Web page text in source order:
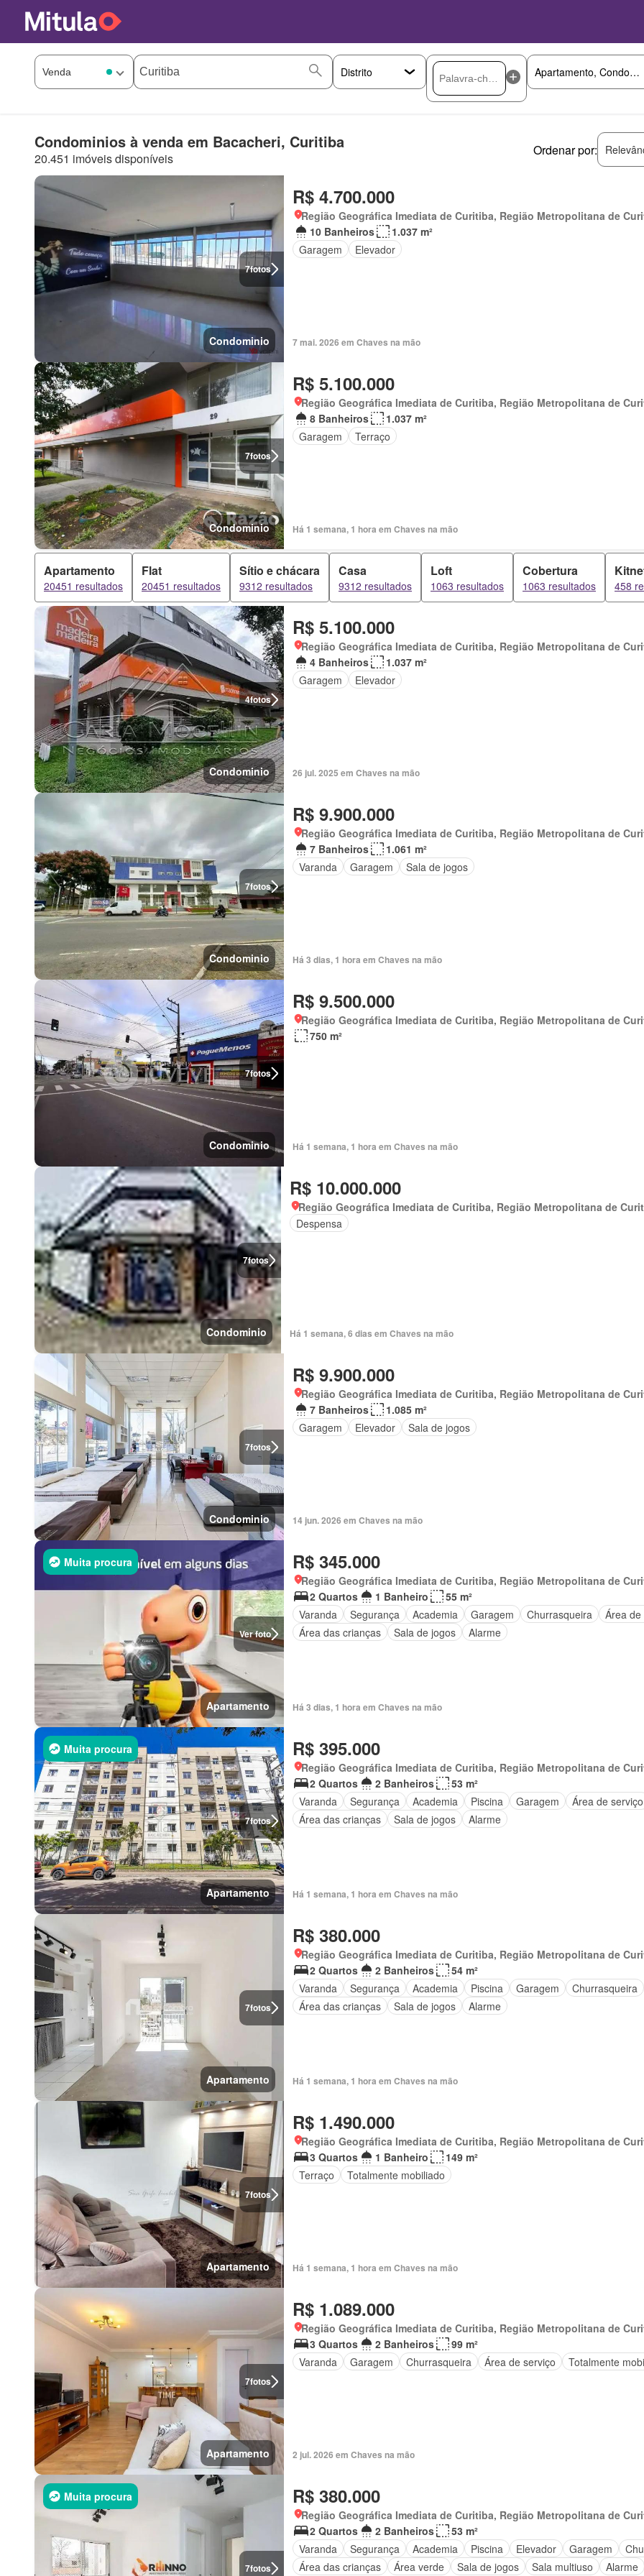
Condominios à venda em Bacacheri, Curitiba
20.451 imóveis disponíveis
Ordenar por:
7fotos
Condominio
R$ 4.700.000
Região Geográfica Imediata de Curitiba, Região Metropolitana de
10 Banheiros
1.037 m²
Garagem
Elevador
7 mai. 2026 em Chaves na mão
7fotos
Condominio
R$ 5.100.000
Região Geográfica Imediata de Curitiba, Região Metropolitana de
8 Banheiros
1.037 m²
Garagem
Terraço
Há 1 semana, 1 hora em Chaves na mão
Apartamento
20451 resultados
Flat
20451 resultados
Sítio e chácara
9312 resultados
Casa
9312 resultados
Loft
1063 resultados
Cobertura
1063 resultados 458
4fotos
Condominio
R$ 5.100.000
Região Geográfica Imediata de Curitiba, Região Metropolitana de
4 Banheiros
1.037 m²
Garagem
Elevador
26 jul. 2025 em Chaves na mão
7fotos
Condominio
R$ 9.900.000
Região Geográfica Imediata de Curitiba, Região Metropolitana de
7 Banheiros
1.061 m²
Varanda
Garagem Sala de jogos
Há 3 dias, 1 hora em Chaves na mão
7fotos
Condominio
R$ 9.500.000
Região Geográfica Imediata de Curitiba, Região Metropolitana de
750 m²
Há 1 semana, 1 hora em Chaves na mão
7fotos
Condominio
R$ 10.000.000
Região Geográfica Imediata de Curitiba, Região Metropolitana de
Despensa
Há 1 semana, 6 dias em Chaves na mão
7fotos
Condominio
R$ 9.900.000
Região Geográfica Imediata de Curitiba, Região Metropolitana de
7 Banheiros
1.085 m²
Garagem
Elevador Sala de jogos
14 jun. 2026 em Chaves na mão
Ver foto
Muita procura
Apartamento
R$ 345.000
Região Geográfica Imediata de Curitiba, Região Metropolitana de
2 Quartos
1 Banheiro
55 m²
Varanda
Segurança Academia Garagem Churrasqueira
Área de
Área das crianças
Sala de jogos Alarme
Há 3 dias, 1 hora em Chaves na mão
7fotos
Muita procura
Apartamento
R$ 395.000
Região Geográfica Imediata de Curitiba, Região Metropolitana de
2 Quartos
2 Banheiros
53 m²
Varanda
Segurança Academia Piscina Garagem
Área de serviço
Área das crianças
Sala de jogos Alarme
Há 1 semana, 1 hora em Chaves na mão
7fotos
Apartamento
R$ 380.000
Região Geográfica Imediata de Curitiba, Região Metropolitana de
2 Quartos
2 Banheiros
54 m²
Varanda
Segurança Academia Piscina Garagem
Churrasqueira
Área das crianças
Sala de jogos Alarme
Há 1 semana, 1 hora em Chaves na mão
7fotos
Apartamento
R$ 1.490.000
Região Geográfica Imediata de Curitiba, Região Metropolitana de
3 Quartos
1 Banheiro
149 m²
Terraço
Totalmente mobiliado
Há 1 semana, 1 hora em Chaves na mão
7fotos
Apartamento
R$ 1.089.000
Região Geográfica Imediata de Curitiba, Região Metropolitana de
3 Quartos
2 Banheiros
99 m²
Varanda
Garagem Churrasqueira Área de serviço Totalmente
2 jul. 2026 em Chaves na mão
7fotos
Muita procura R$ 380.000
Região Geográfica Imediata de Curitiba, Região Metropolitana de
2 Quartos
2 Banheiros
53 m²
Varanda
Segurança Academia Piscina Elevador Garagem
Área das crianças
Área verde Sala de jogos Sala multiuso Alarme